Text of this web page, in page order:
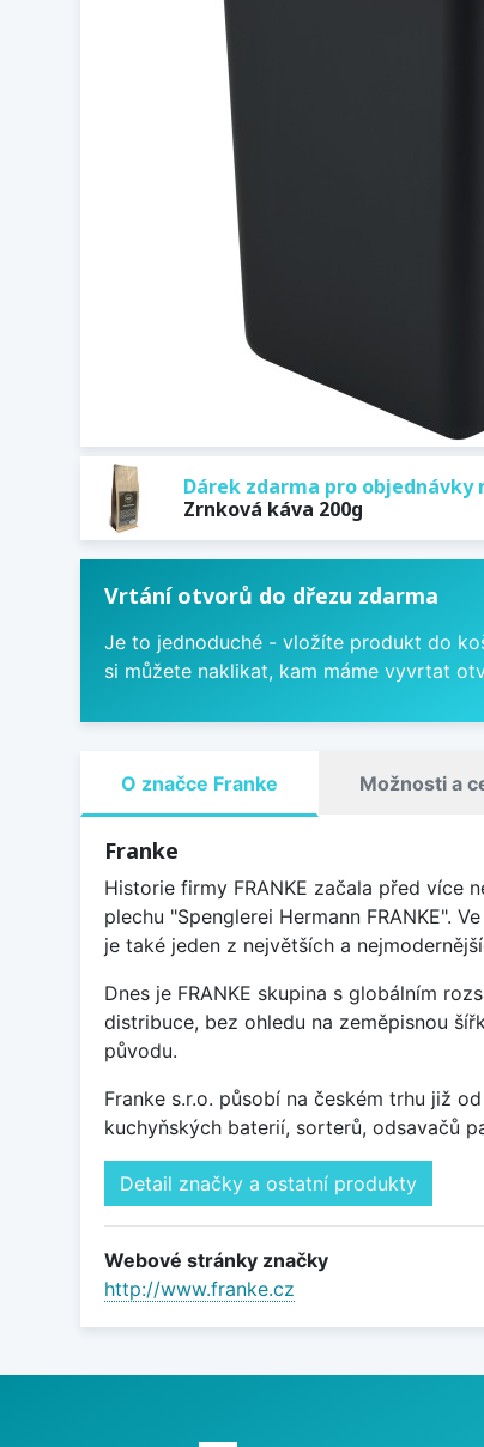
Dárek zdarma pro objednávky
Zrnková káva 200g
Vrtání otvorů do dřezu zdarma
Je to jednoduché - vložíte produkt do
si můžete naklikat, kam máme vyvrtat
O značce Franke Možnosti a
Franke
Historie firmy FRANKE začala před více
plechu "Spenglerei Hermann FRANKE".
je také jeden z největších a
Dnes je FRANKE skupina s globálním
distribuce, bez ohledu na zeměpisnou
původu.
Franke s.r.o. působí na českém trhu již
kuchyňských baterií, sorterů, odsavačů
Detail značky a ostatní produkty
Webové stránky značky
http://www.franke.cz